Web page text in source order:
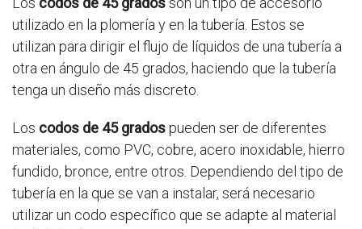
utilizado en la plomería y en la tubería. Estos se
utilizan para dirigir el flujo de líquidos de una tubería a
otra en ángulo de 45 grados, haciendo que la tubería
tenga un diseño más discreto.
Los codos de 45 gradospueden ser de diferentes
materiales, como PVC, cobre, acero inoxidable, hierro
fundido, bronce, entre otros. Dependiendo del tipo de
tubería en la que se van a instalar, será necesario
utilizar un codo específico que se adapte al material